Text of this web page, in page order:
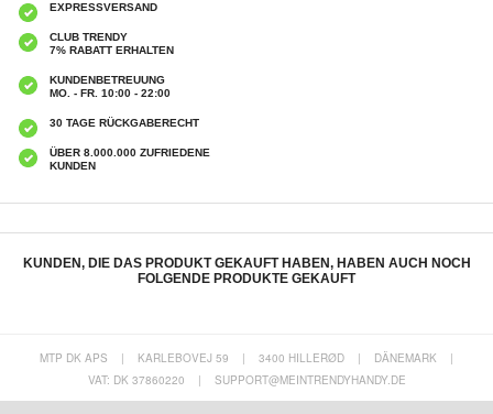
EXPRESSVERSAND
CLUB TRENDY
7% RABATT ERHALTEN
KUNDENBETREUUNG
MO. - FR. 10:00 - 22:00
30 TAGE RÜCKGABERECHT
ÜBER 8.000.000 ZUFRIEDENE
KUNDEN
KUNDEN, DIE DAS PRODUKT GEKAUFT HABEN, HABEN AUCH NOCH
FOLGENDE PRODUKTE GEKAUFT
MTP DK APS | KARLEBOVEJ 59 | 3400 HILLERØD | DÄNEMARK
|
VAT: DK 37860220
| SUPPORT@MEINTRENDYHANDY.DE